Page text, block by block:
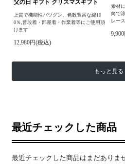
父の日 ギフト クリスマスギフト
上質で機能性バツグン、色数豊富な綿10
0％,普段着・部屋着・作業着等にご使用頂
けます
12,980円(税込)
素材
向で
レー
もっと見る
最近チェックした商品
最近チェックした商品はまだありま